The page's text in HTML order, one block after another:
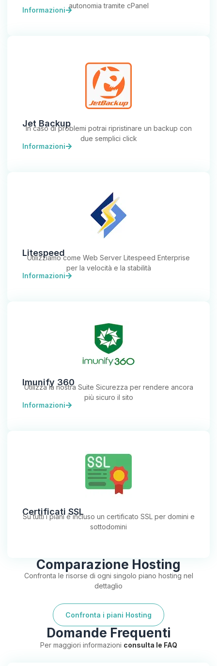
autonomia tramite cPanel
Informazioni
Jet Backup
In caso di problemi potrai ripristinare un backup con
due semplici click
Informazioni
Litespeed
Utilizziamo come Web Server Litespeed Enterprise
per la velocità e la stabilità
Informazioni
Imunify 360
Utilizza la nostra Suite Sicurezza per rendere ancora
più sicuro il sito
Informazioni
Certificati SSL
Su tutti i piani è incluso un certificato SSL per domini e
sottodomini
Comparazione Hosting
Confronta le risorse di ogni singolo piano hosting nel
dettaglio
Confronta i piani Hosting
Domande Frequenti
Per maggiori informazioni consulta le FAQ